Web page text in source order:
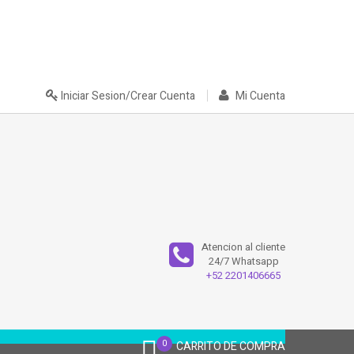
Mi Cuenta
Iniciar Sesion/Crear Cuenta
CARRITO DE COMPRA
0
Atencion al cliente
24/7 Whatsapp
+52 2201406665